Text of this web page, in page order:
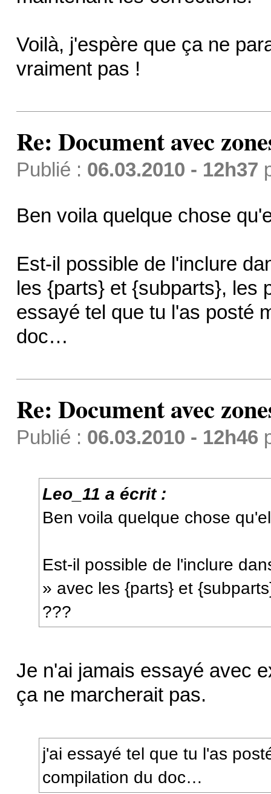
Voilà, j'espère que ça ne
vraiment pas !
Re: Document avec
Publié : 06.03.2010 - 12h37
Ben voila quelque chose
Est-il possible de l'inclure
les {parts} et {subparts}, les
essayé tel que tu l'as posté
doc…
Re: Document avec
Publié : 06.03.2010 - 12h46
Leo_11 a écrit :
Ben voila quelque chose
Est-il possible de l'inclure
» avec les {parts} et
???
Je n'ai jamais essayé avec
ça ne marcherait pas.
j'ai essayé tel que tu l'as
compilation du doc…